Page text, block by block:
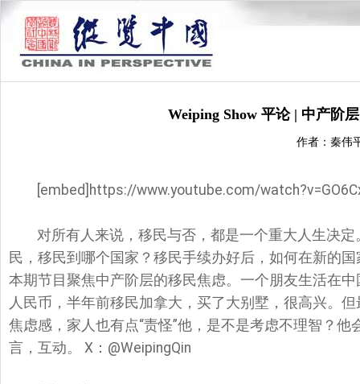
Weiping Show 平论 | 中产阶
作者：秦伟
[embed]https://www.youtube.com/
对所有人来说，移民与否，都是一个重大人生决
民，移民到哪个国家？移民手续办好后，如何在新的
本期节目聚焦中产阶层的移民焦虑。一个朋友生活在
人民币，半年前移民加拿大，买了大别墅，很高兴。
焦虑感，家人也有点“责怪”他，是不是考虑不理智？
言，互动。 X：@WeipingQin